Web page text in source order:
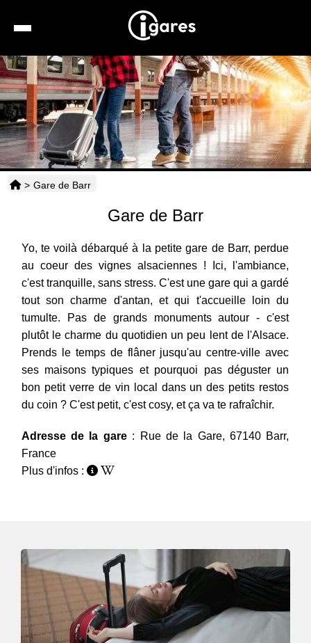
Recherche
Location de voiture
Hôtels
Taxis
> Gare de Barr
Gare de Barr
Yo, te voilà débarqué à la petite gare de Barr, perdue
au coeur des vignes alsaciennes ! Ici, l'ambiance,
c'est tranquille, sans stress. C'est une gare qui a gardé
tout son charme d'antan, et qui t'accueille loin du
tumulte. Pas de grands monuments autour - c'est
plutôt le charme du quotidien un peu lent de l'Alsace.
Prends le temps de flâner jusqu'au centre-ville avec
ses maisons typiques et pourquoi pas déguster un
bon petit verre de vin local dans un des petits restos
du coin ? C'est petit, c'est cosy, et ça va te rafraîchir.
Adresse de la gare : Rue de la Gare, 67140 Barr,
France
Plus d'infos :